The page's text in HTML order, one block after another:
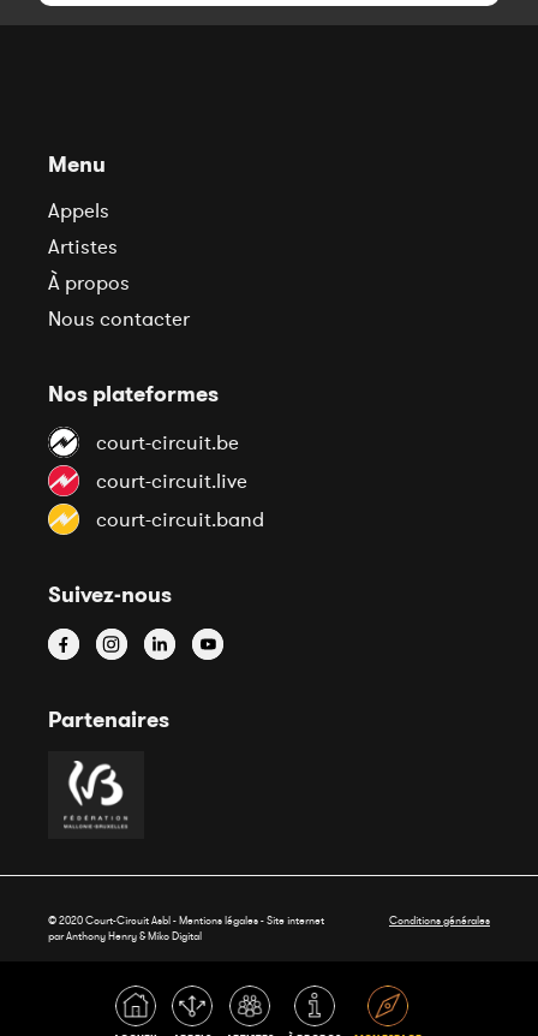
Menu
Appels
Artistes
À propos
Nous contacter
Nos plateformes
court-circuit.be
court-circuit.live
court-circuit.band
Suivez-nous
Partenaires
© 2020 Court-Circuit Asbl - Mentions légales - Site internet
par Anthony Henry &Miko Digital
Conditions générales